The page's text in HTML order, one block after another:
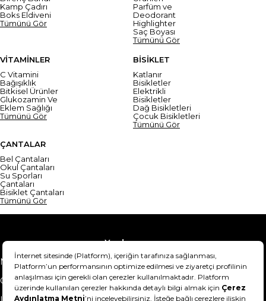
Kamp Çadırı
Boks Eldiveni
Tümünü Gör
Parfüm ve
Deodorant
Highlighter
Saç Boyası
Tümünü Gör
VİTAMİNLER
C Vitamini
Bağışıklık
Bitkisel Ürünler
Glukozamin Ve
Eklem Sağlığı
Tümünü Gör
BİSİKLET
Katlanır
Bisikletler
Elektrikli
Bisikletler
Dağ Bisikletleri
Çocuk Bisikletleri
Tümünü Gör
ÇANTALAR
Bel Çantaları
Okul Çantaları
Su Sporları
Çantaları
Bisiklet Çantaları
Tümünü Gör
Yardım
Mesafeli Satış Sözleşmesi
Teslimat Bilgisi
Gizlilik Sözleşmesi
Şartlar & Koşullar